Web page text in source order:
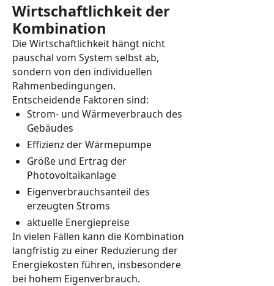
Wirtschaftlichkeit der
Kombination
Die Wirtschaftlichkeit hängt nicht
pauschal vom System selbst ab,
sondern von den individuellen
Rahmenbedingungen.
Entscheidende Faktoren sind:
Strom- und Wärmeverbrauch des
Gebäudes
Effizienz der Wärmepumpe
Größe und Ertrag der
Photovoltaikanlage
Eigenverbrauchsanteil des
erzeugten Stroms
aktuelle Energiepreise
In vielen Fällen kann die Kombination
langfristig zu einer Reduzierung der
Energiekosten führen, insbesondere
bei hohem Eigenverbrauch.